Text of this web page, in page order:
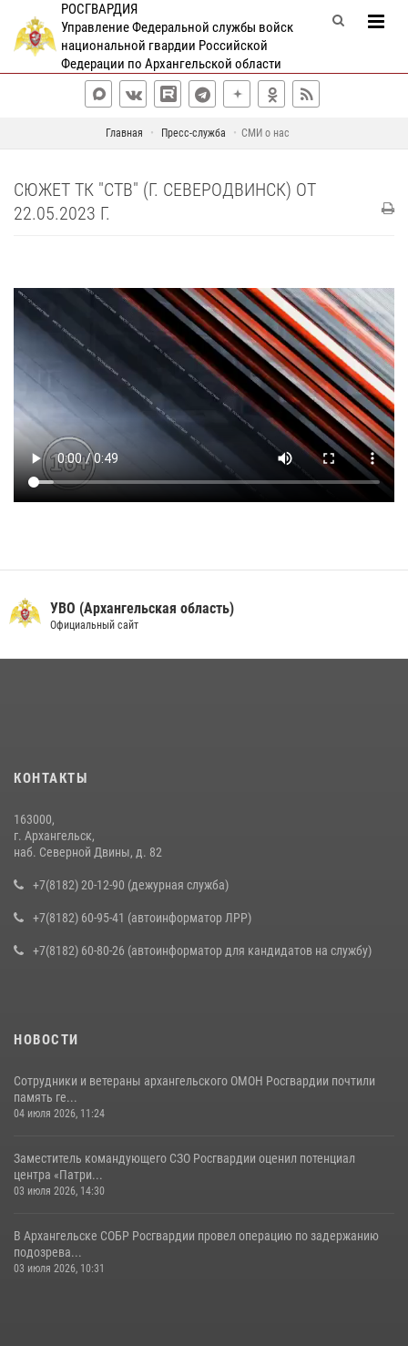
РОСГВАРДИЯ
Управление Федеральной службы войск
национальной гвардии Российской
Федерации по Архангельской области
Главная Пресс-служба СМИ о нас
СЮЖЕТ ТК "СТВ" (Г. СЕВЕРОДВИНСК) ОТ
22.05.2023 Г.
УВО (Архангельская область)
Официальный сайт
КОНТАКТЫ
163000,
г. Архангельск,
наб. Северной Двины, д. 82
+7(8182) 20-12-90 (дежурная служба)
+7(8182) 60-95-41 (автоинформатор ЛРР)
+7(8182) 60-80-26 (автоинформатор для кандидатов на службу)
НОВОСТИ
Сотрудники и ветераны архангельского ОМОН Росгвардии почтили
память ге...
04 июля 2026, 11:24
Заместитель командующего СЗО Росгвардии оценил потенциал
центра «Патри...
03 июля 2026, 14:30
В Архангельске СОБР Росгвардии провел операцию по задержанию
подозрева...
03 июля 2026, 10:31